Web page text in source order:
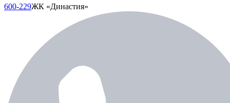
600-229ЖК «Династия»